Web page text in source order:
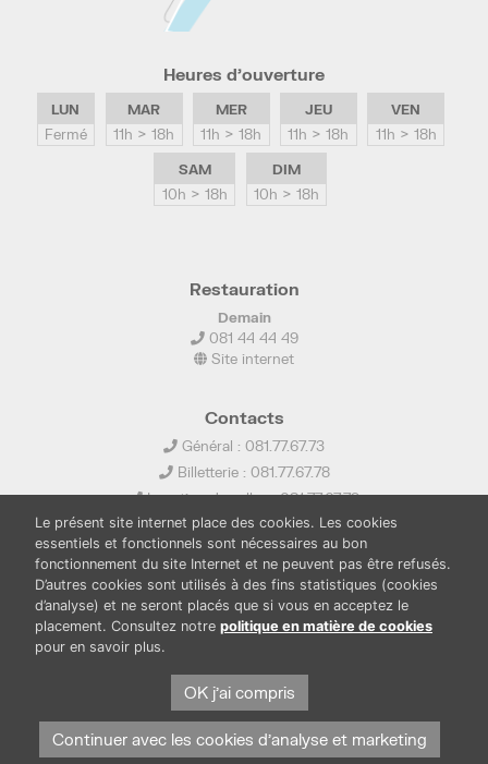
Heures d’ouverture
LUN
Fermé
MAR
11h > 18h
MER
11h > 18h
JEU
11h > 18h
VEN
11h > 18h
SAM
10h > 18h
DIM
10h > 18h
Restauration
Demain
081 44 44 49
Site internet
Contacts
Général : 081.77.67.73
Billetterie : 081.77.67.78
Location de salles : 081.77.67.79
info@ledelta.be
BOUTIQUE
Le présent site internet place des cookies. Les cookies
essentiels et fonctionnels sont nécessaires au bon
fonctionnement du site Internet et ne peuvent pas être refusés.
D’autres cookies sont utilisés à des fins statistiques (cookies
d’analyse) et ne seront placés que si vous en acceptez le
placement. Consultez notre politique en matière de cookies
pour en savoir plus.
OK j'ai compris
Continuer avec les cookies d'analyse et marketing